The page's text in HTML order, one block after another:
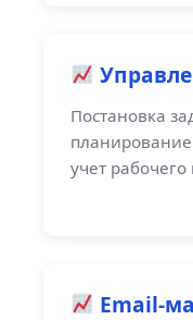
Постановка
планирование
учет
Email-